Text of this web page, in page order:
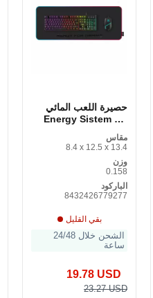
حصيرة اللعب المائي
من Energy Sistem
مقاس
8.4 x 12.5 x 13.4
وزن
0.158
الباركود
8432426779277
بقي القليل
الشحن خلال 24/48
ساعة
19.78 USD
23.27 USD